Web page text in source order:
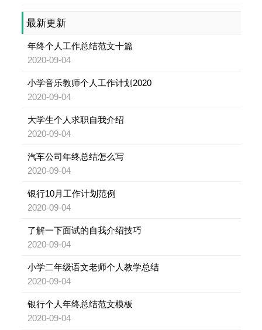
最新更新
年终个人工作总结范文十篇
2020-09-04
小学音乐教师个人工作计划2020
2020-09-04
大学生个人求职自我介绍
2020-09-04
汽车公司年终总结怎么写
2020-09-04
银行10月工作计划范例
2020-09-04
了解一下面试的自我介绍技巧
2020-09-04
小学二年级语文老师个人教学总结
2020-09-04
银行个人年终总结范文模板
2020-09-04